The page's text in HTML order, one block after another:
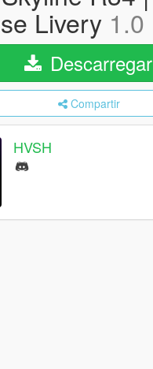
Livery 1.0
Descarregar
Compartir
HVSH